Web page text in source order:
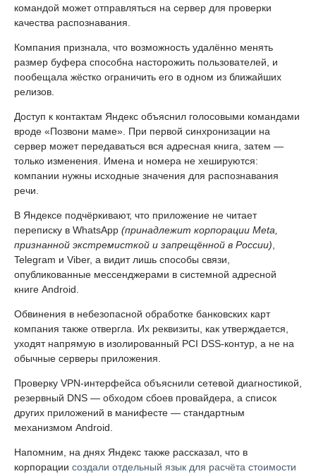
командой может отправляться на сервер для проверки
качества распознавания.
Компания признала, что возможность удалённо менять
размер буфера способна насторожить пользователей, и
пообещала жёстко ограничить его в одном из ближайших
релизов.
Доступ к контактам Яндекс объяснил голосовыми командами
вроде «Позвони маме». При первой синхронизации на
сервер может передаваться вся адресная книга, затем —
только изменения. Имена и номера не хешируются:
компании нужны исходные значения для распознавания
речи.
В Яндексе подчёркивают, что приложение не читает
переписку в WhatsApp (принадлежит корпорации Meta,
признанной экстремисткой и запрещённой в России)
Telegram и Viber, а видит лишь способы связи,
опубликованные мессенджерами в системной адресной
книге Android.
Обвинения в небезопасной обработке банковских карт
компания также отвергла. Их реквизиты, как утверждается,
уходят напрямую в изолированный PCI DSS-контур, а не на
обычные серверы приложения.
Проверку VPN-интерфейса объяснили сетевой диагностикой,
резервный DNS — обходом сбоев провайдера, а список
других приложений в манифесте — стандартным
механизмом Android.
Напомним, на днях Яндекс также рассказал, что в
корпорации создали отдельный язык для расчёта стоимости